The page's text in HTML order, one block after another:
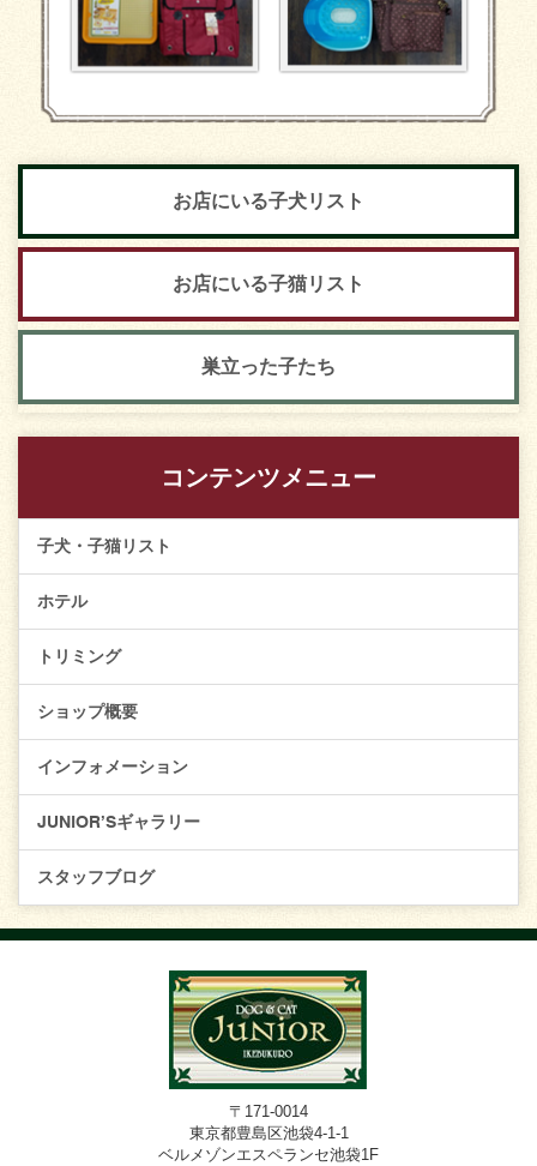
お店にいる子犬リスト
お店にいる子猫リスト
巣立った子たち
コンテンツメニュー
子犬・子猫リスト
ホテル
トリミング
ショップ概要
インフォメーション
JUNIOR’Sギャラリー
スタッフブログ
〒171-0014
東京都豊島区池袋4-1-1
ベルメゾンエスペランセ池袋1F